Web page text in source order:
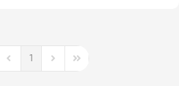
Previous Page
1
Next PageLast Page